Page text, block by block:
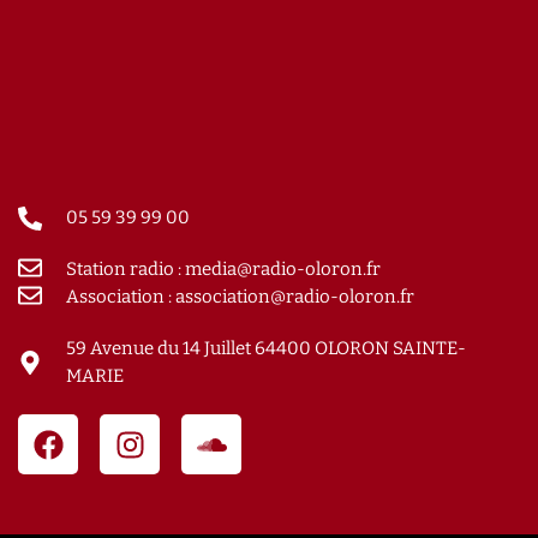
05 59 39 99 00
Station radio : media@radio-oloron.fr
Association : association@radio-oloron.fr
59 Avenue du 14 Juillet 64400 OLORON SAINTE-
MARIE